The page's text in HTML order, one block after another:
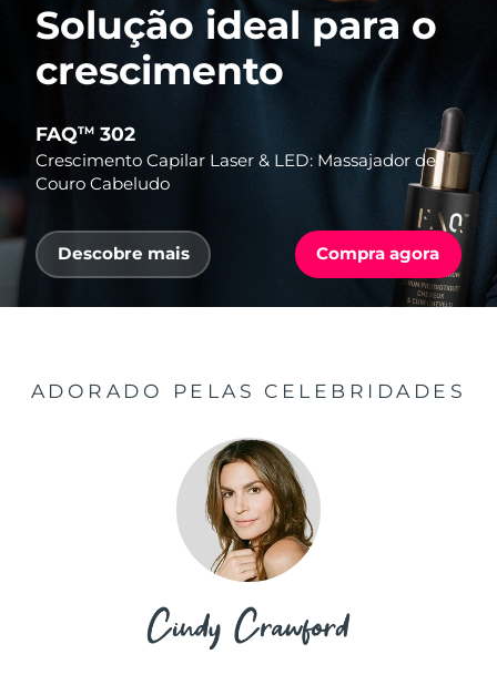
Solução ideal para o
crescimento
FAQTM 302
Crescimento Capilar Laser & LED: Massajador de
Couro Cabeludo
Descobre mais Compra agora
ADORADO PELAS CELEBRIDADES